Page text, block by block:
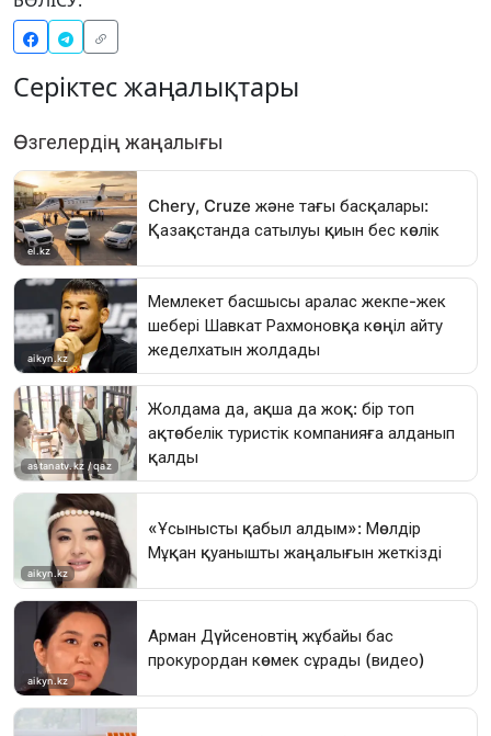
Серіктес жаңалықтары